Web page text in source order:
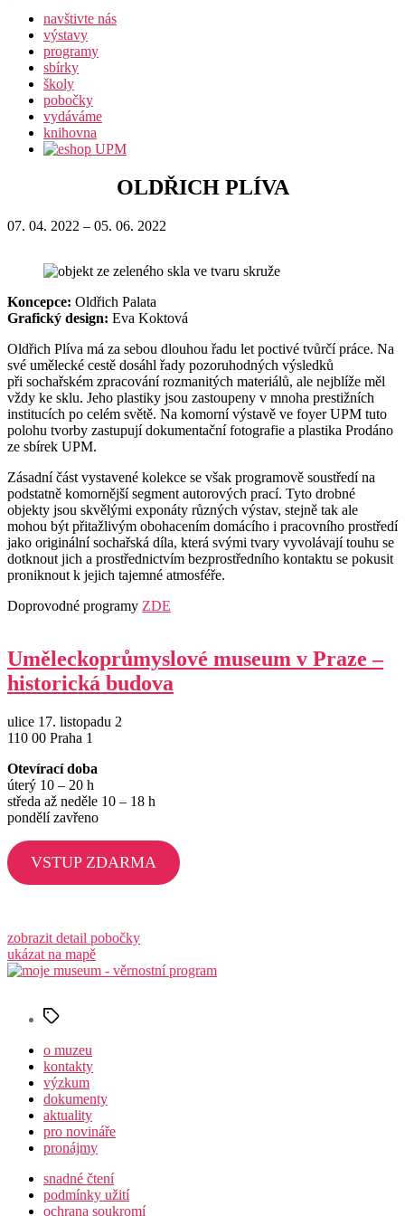
navštivte nás
výstavy
programy
sbírky
školy
pobočky
vydáváme
knihovna
OLDŘICH PLÍVA
07. 04. 2022 – 05. 06. 2022
Koncepce: Oldřich Palata
Grafický design: Eva Koktová
Oldřich Plíva má za sebou dlouhou řadu let poctivé tvůrčí práce. Na
své umělecké cestě dosáhl řady pozoruhodných výsledků
při sochařském zpracování rozmanitých materiálů, ale nejblíže měl
vždy ke sklu. Jeho plastiky jsou zastoupeny v mnoha prestižních
institucích po celém světě. Na komorní výstavě ve foyer UPM tuto
polohu tvorby zastupují dokumentační fotografie a plastika Prodáno
ze sbírek UPM.
Zásadní část vystavené kolekce se však programově soustředí na
podstatně komornější segment autorových prací. Tyto drobné
objekty jsou skvělými exponáty různých výstav, stejně tak ale
mohou být přitažlivým obohacením domácího i pracovního prostředí
jako originální sochařská díla, která svými tvary vyvolávají touhu se
dotknout jich a prostřednictvím bezprostředního kontaktu se pokusit
proniknout k jejich tajemné atmosféře.
Doprovodné programy ZDE
Uměleckoprůmyslové museum v Praze –
historická budova
ulice 17. listopadu 2
110 00 Praha 1
Otevírací doba
úterý 10 – 20 h
středa až neděle 10 – 18 h
pondělí zavřeno
VSTUP ZDARMA
zobrazit detail pobočky
ukázat na mapě
Štítky
o muzeu
kontakty
výzkum
dokumenty
aktuality
pro novináře
pronájmy
snadné čtení
podmínky užití
ochrana soukromí